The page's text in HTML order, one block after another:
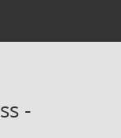
-